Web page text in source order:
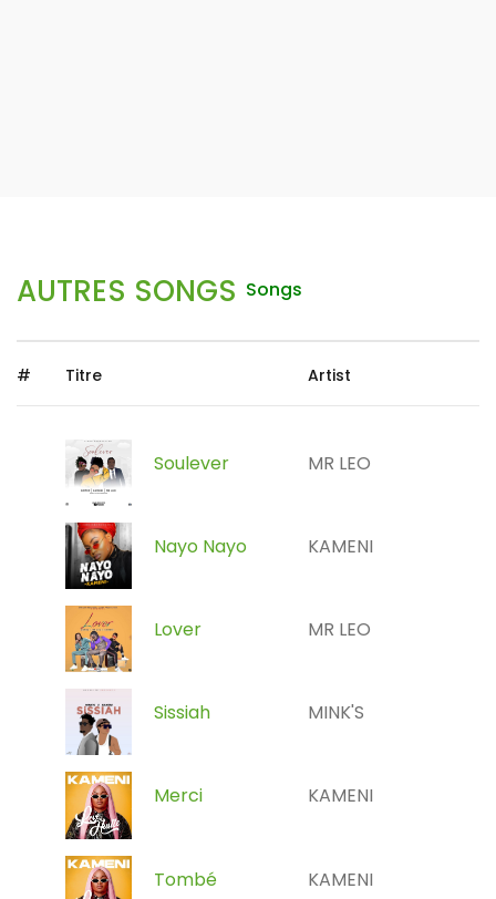
AUTRES SONGS Songs
# Titre Artist
Soulever MR LEO
Nayo Nayo KAMENI
Lover MR LEO
Sissiah MINK'S
Merci KAMENI
Tombé KAMENI